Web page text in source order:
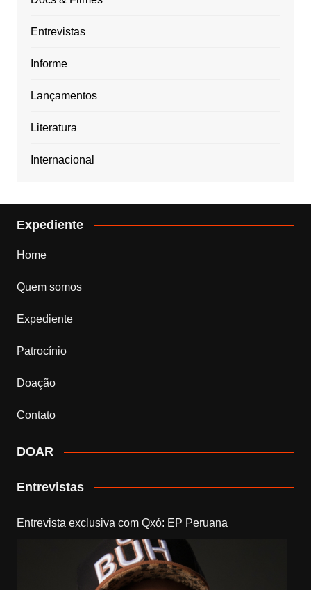
Entrevistas
Informe
Lançamentos
Literatura
Internacional
Expediente
Home
Quem somos
Expediente
Patrocínio
Doação
Contato
DOAR
Entrevistas
Entrevista exclusiva com Qxó: EP Peruana